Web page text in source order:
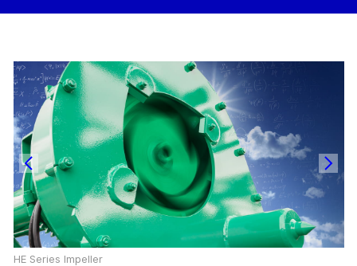
HE Series Impeller